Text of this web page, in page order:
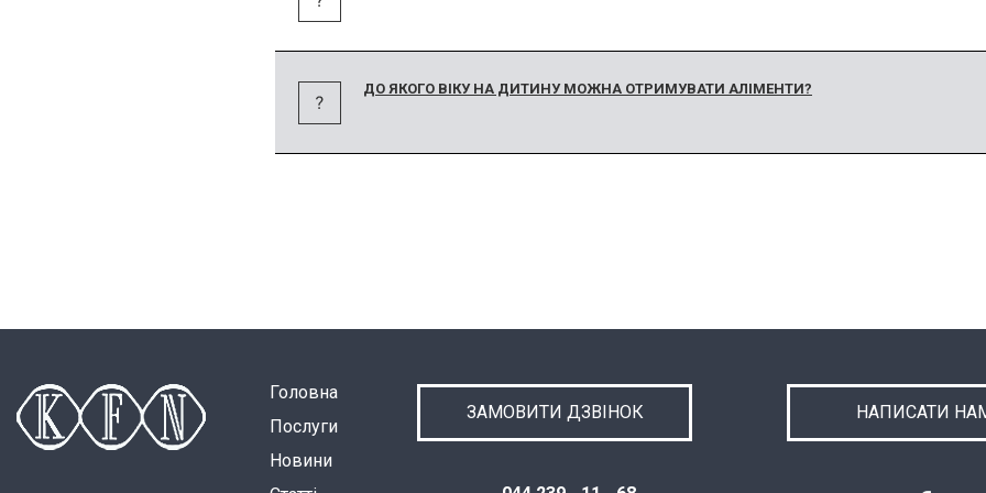
ДО ЯКОГО ВІКУ НА ДИТИНУ МОЖНА ОТРИМУВАТИ АЛІМЕНТИ?
Головна
Послуги
Новини
ЗАМОВИТИ ДЗВІНОК НАПИСАТИ